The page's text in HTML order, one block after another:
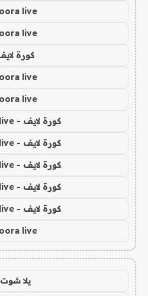
live
live
كورة
live
live
كورة لايف - koora live
كورة لايف - koora live
كورة لايف - koora live
كورة لايف - koora live
كورة لايف - koora live
live
يلا شوت